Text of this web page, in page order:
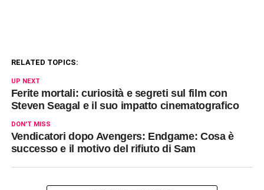
RELATED TOPICS:
UP NEXT
Ferite mortali: curiosità e segreti sul film con
Steven Seagal e il suo impatto cinematografico
DON'T MISS
Vendicatori dopo Avengers: Endgame: Cosa è
successo e il motivo del rifiuto di Sam